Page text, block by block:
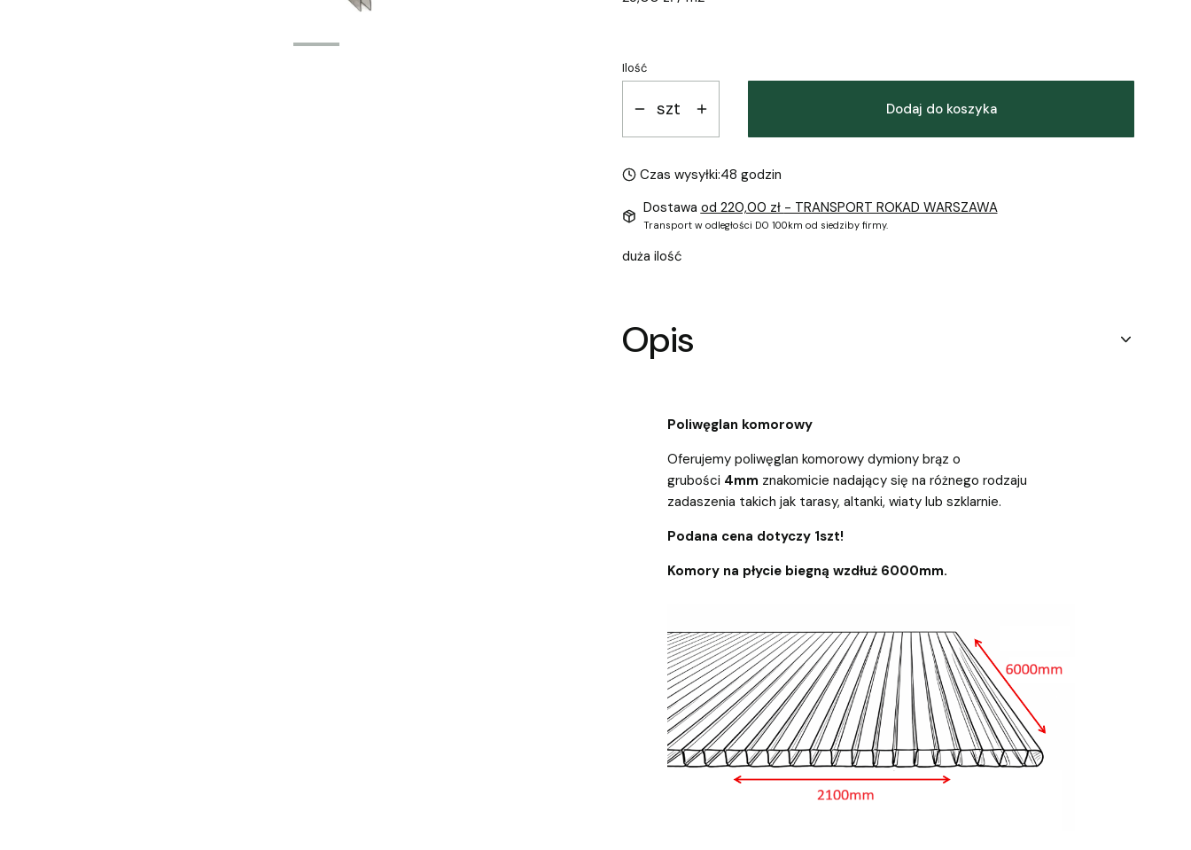
Ilość
szt Dodaj do koszyka
Czas wysyłki:48 godzin
Dostawa od 220,00 zł - TRANSPORT ROKAD WARSZAWA
Transport w odległości DO 100km od siedziby firmy.
duża ilość
Opis
Poliwęglan komorowy
Oferujemy poliwęglan komorowy dymiony brąz o
grubości 4mm znakomicie nadający się na różnego rodzaju
zadaszenia takich jak tarasy, altanki, wiaty lub szklarnie.
Podana cena dotyczy 1szt!
Komory na płycie biegną wzdłuż 6000mm.